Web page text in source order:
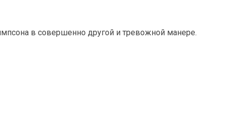
в совершенно другой и тревожной манере.